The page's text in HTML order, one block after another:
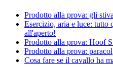
Prodotto alla prova: gli
Esercizio, aria e luce: tutto
all'aperto!
Prodotto alla prova: Hoof
Prodotto alla prova:
Cosa fare se il cavallo ha